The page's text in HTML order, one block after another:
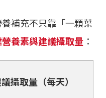
養補充不只靠「一顆葉
養素與建議攝取量 ：
攝取量（每天）